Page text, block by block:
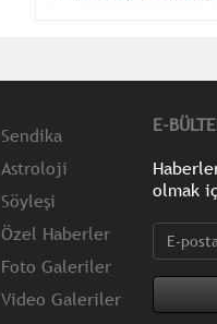
Sendika
Astroloji
Söyleşi
Özel Haberler
Foto Galeriler
Video Galeriler
E-
olmak